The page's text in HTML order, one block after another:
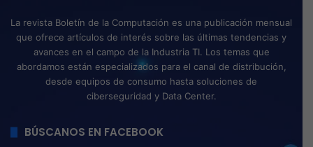
La revista Boletín de la Computación es una publicación mensual
que ofrece artículos de interés sobre las últimas tendencias y
avances en el campo de la Industria TI. Los temas que
abordamos están especializados para el canal de distribución,
desde equipos de consumo hasta soluciones de
ciberseguridad y Data Center.
BÚSCANOS EN FACEBOOK